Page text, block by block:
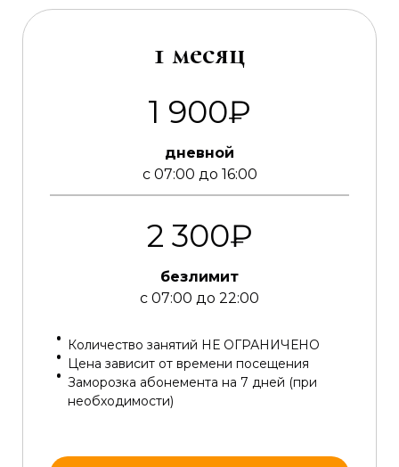
1 месяц
1 900₽
дневной
с 07:00 до 16:00
2 300₽
безлимит
с 07:00 до 22:00
Количество занятий НЕ ОГРАНИЧЕНО
Цена зависит от времени посещения
Заморозка абонемента на 7 дней (при
необходимости)